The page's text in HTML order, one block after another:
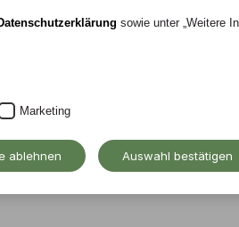
die
sowie unter „Weitere
Marketing
ablehnen Auswahl bestätigen